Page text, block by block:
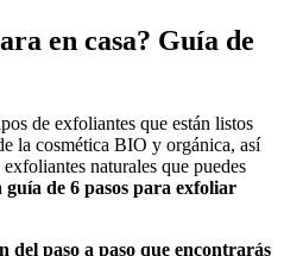
en casa? Guía de
de exfoliantes que están listos
la cosmética BIO y orgánica, así
naturales que puedes
guía de 6 pasos para exfoliar
del paso a paso que encontrarás